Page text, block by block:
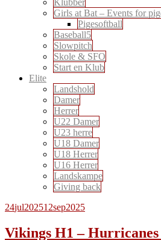
Klubber
Girls at Bat – Events for
Pigesoftball
Baseball5
Slowpitch
Skole & SFO
Start en Klub
Elite
Landshold
Damer
Herrer
U22 Damer
U23 herre
U18 Damer
U18 Herrer
U16 Herrer
Landskampe
Giving back
24jul202512sep2025
Vikings H1 – Hurricanes